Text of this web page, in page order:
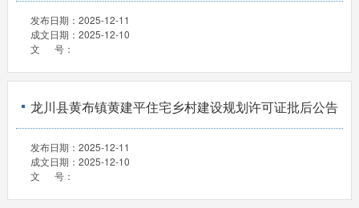
发布日期： 2025-12-11
成文日期： 2025-12-10
文 号：
龙川县黄布镇黄建平住宅乡村建设规划许可证批后公告
发布日期： 2025-12-11
成文日期： 2025-12-10
文 号：